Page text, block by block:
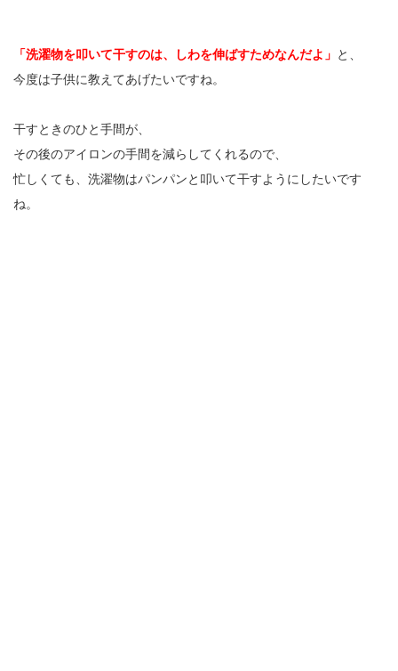
「洗濯物を叩いて干すのは、しわを伸ばすためなんだよ」 と、
今度は子供に教えてあげたいですね。
干すときのひと手間が、
その後のアイロンの手間を減らしてくれるので、
忙しくても、洗濯物はパンパンと叩いて干すようにしたいです
ね。